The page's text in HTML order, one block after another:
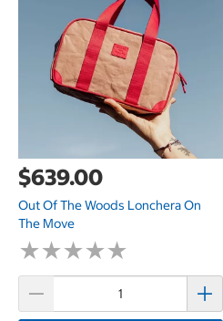
$639.00
Out Of The Woods Lonchera On
The Move
★★★★★
★★★★★